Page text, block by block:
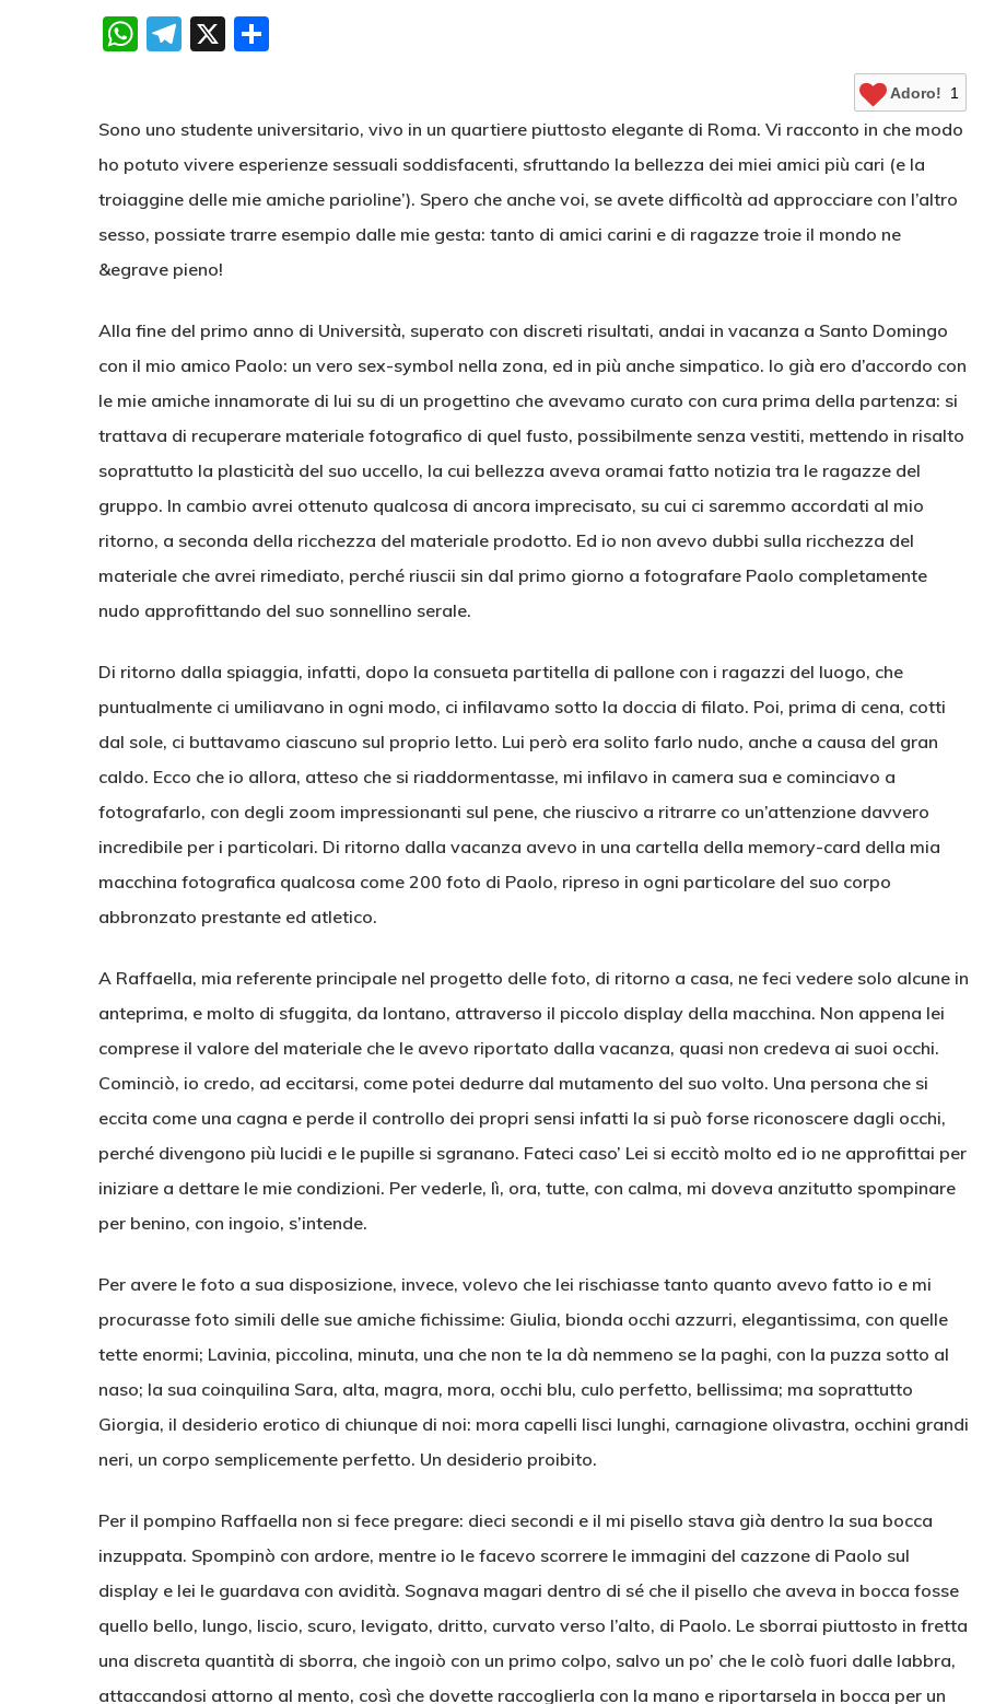
WhatsApp
Telegram
X
Adoro! 1
Sono uno studente universitario, vivo in un quartiere piuttosto elegante di Roma. Vi racconto in che modo
ho potuto vivere esperienze sessuali soddisfacenti, sfruttando la bellezza dei miei amici più cari (e la
troiaggine delle mie amiche parioline’). Spero che anche voi, se avete difficoltà ad approcciare con l’altro
sesso, possiate trarre esempio dalle mie gesta: tanto di amici carini e di ragazze troie il mondo ne
&egrave pieno!
Alla fine del primo anno di Università, superato con discreti risultati, andai in vacanza a Santo Domingo
con il mio amico Paolo: un vero sex-symbol nella zona, ed in più anche simpatico. Io già ero d’accordo con
le mie amiche innamorate di lui su di un progettino che avevamo curato con cura prima della partenza: si
trattava di recuperare materiale fotografico di quel fusto, possibilmente senza vestiti, mettendo in risalto
soprattutto la plasticità del suo uccello, la cui bellezza aveva oramai fatto notizia tra le ragazze del
gruppo. In cambio avrei ottenuto qualcosa di ancora imprecisato, su cui ci saremmo accordati al mio
ritorno, a seconda della ricchezza del materiale prodotto. Ed io non avevo dubbi sulla ricchezza del
materiale che avrei rimediato, perché riuscii sin dal primo giorno a fotografare Paolo completamente
nudo approfittando del suo sonnellino serale.
Di ritorno dalla spiaggia, infatti, dopo la consueta partitella di pallone con i ragazzi del luogo, che
puntualmente ci umiliavano in ogni modo, ci infilavamo sotto la doccia di filato. Poi, prima di cena, cotti
dal sole, ci buttavamo ciascuno sul proprio letto. Lui però era solito farlo nudo, anche a causa del gran
caldo. Ecco che io allora, atteso che si riaddormentasse, mi infilavo in camera sua e cominciavo a
fotografarlo, con degli zoom impressionanti sul pene, che riuscivo a ritrarre co un’attenzione davvero
incredibile per i particolari. Di ritorno dalla vacanza avevo in una cartella della memory-card della mia
macchina fotografica qualcosa come 200 foto di Paolo, ripreso in ogni particolare del suo corpo
abbronzato prestante ed atletico.
A Raffaella, mia referente principale nel progetto delle foto, di ritorno a casa, ne feci vedere solo alcune in
anteprima, e molto di sfuggita, da lontano, attraverso il piccolo display della macchina. Non appena lei
comprese il valore del materiale che le avevo riportato dalla vacanza, quasi non credeva ai suoi occhi.
Cominciò, io credo, ad eccitarsi, come potei dedurre dal mutamento del suo volto. Una persona che si
eccita come una cagna e perde il controllo dei propri sensi infatti la si può forse riconoscere dagli occhi,
perché divengono più lucidi e le pupille si sgranano. Fateci caso’ Lei si eccitò molto ed io ne approfittai per
iniziare a dettare le mie condizioni. Per vederle, lì, ora, tutte, con calma, mi doveva anzitutto spompinare
per benino, con ingoio, s’intende.
Per avere le foto a sua disposizione, invece, volevo che lei rischiasse tanto quanto avevo fatto io e mi
procurasse foto simili delle sue amiche fichissime: Giulia, bionda occhi azzurri, elegantissima, con quelle
tette enormi; Lavinia, piccolina, minuta, una che non te la dà nemmeno se la paghi, con la puzza sotto al
naso; la sua coinquilina Sara, alta, magra, mora, occhi blu, culo perfetto, bellissima; ma soprattutto
Giorgia, il desiderio erotico di chiunque di noi: mora capelli lisci lunghi, carnagione olivastra, occhini grandi
neri, un corpo semplicemente perfetto. Un desiderio proibito.
Per il pompino Raffaella non si fece pregare: dieci secondi e il mi pisello stava già dentro la sua bocca
inzuppata. Spompinò con ardore, mentre io le facevo scorrere le immagini del cazzone di Paolo sul
display e lei le guardava con avidità. Sognava magari dentro di sé che il pisello che aveva in bocca fosse
quello bello, lungo, liscio, scuro, levigato, dritto, curvato verso l’alto, di Paolo. Le sborrai piuttosto in fretta
una discreta quantità di sborra, che ingoiò con un primo colpo, salvo un po’ che le colò fuori dalle labbra,
attaccandosi attorno al mento, così che dovette raccoglierla con la mano e riportarsela in bocca per un